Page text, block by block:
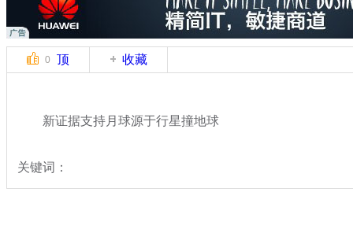
0 顶 收藏
新证据支持月球源于行星撞地球
关键词：